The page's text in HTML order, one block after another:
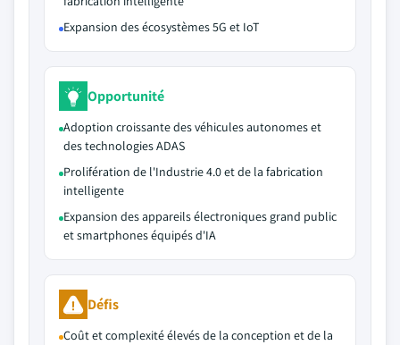
Expansion des écosystèmes 5G et IoT
Opportunité
Adoption croissante des véhicules autonomes et
des technologies ADAS
Prolifération de l'Industrie 4.0 et de la fabrication
intelligente
Expansion des appareils électroniques grand public
et smartphones équipés d'IA
Défis
Coût et complexité élevés de la conception et de la